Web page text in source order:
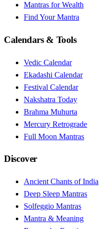
Mantras for Wealth
Find Your Mantra
Calendars & Tools
Vedic Calendar
Ekadashi Calendar
Festival Calendar
Nakshatra Today
Brahma Muhurta
Mercury Retrograde
Full Moon Mantras
Discover
Ancient Chants of India
Deep Sleep Mantras
Solfeggio Mantras
Mantra & Meaning